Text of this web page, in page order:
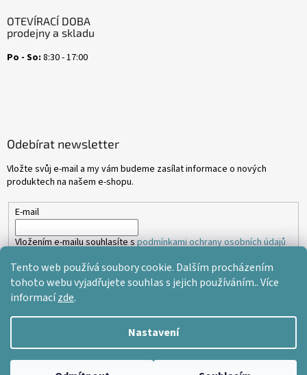
Tento web používá soubory cookie. Dalším procházením
tohoto webu vyjadřujete souhlas s jejich používáním.. Více
informacízde.
Nastavení
OTEVÍRACÍ DOBA
prodejny a skladu
Po - So: 8:30 - 17:00
Odebírat newsletter
Vložte svůj e-mail a my vám budeme zasílat informace o nových
produktech na našem e-shopu.
E-mail
Vložením e-mailu souhlasíte spodmínkami ochrany osobních údajů
PŘIHLÁSIT SE
Vytvořil Shoptet